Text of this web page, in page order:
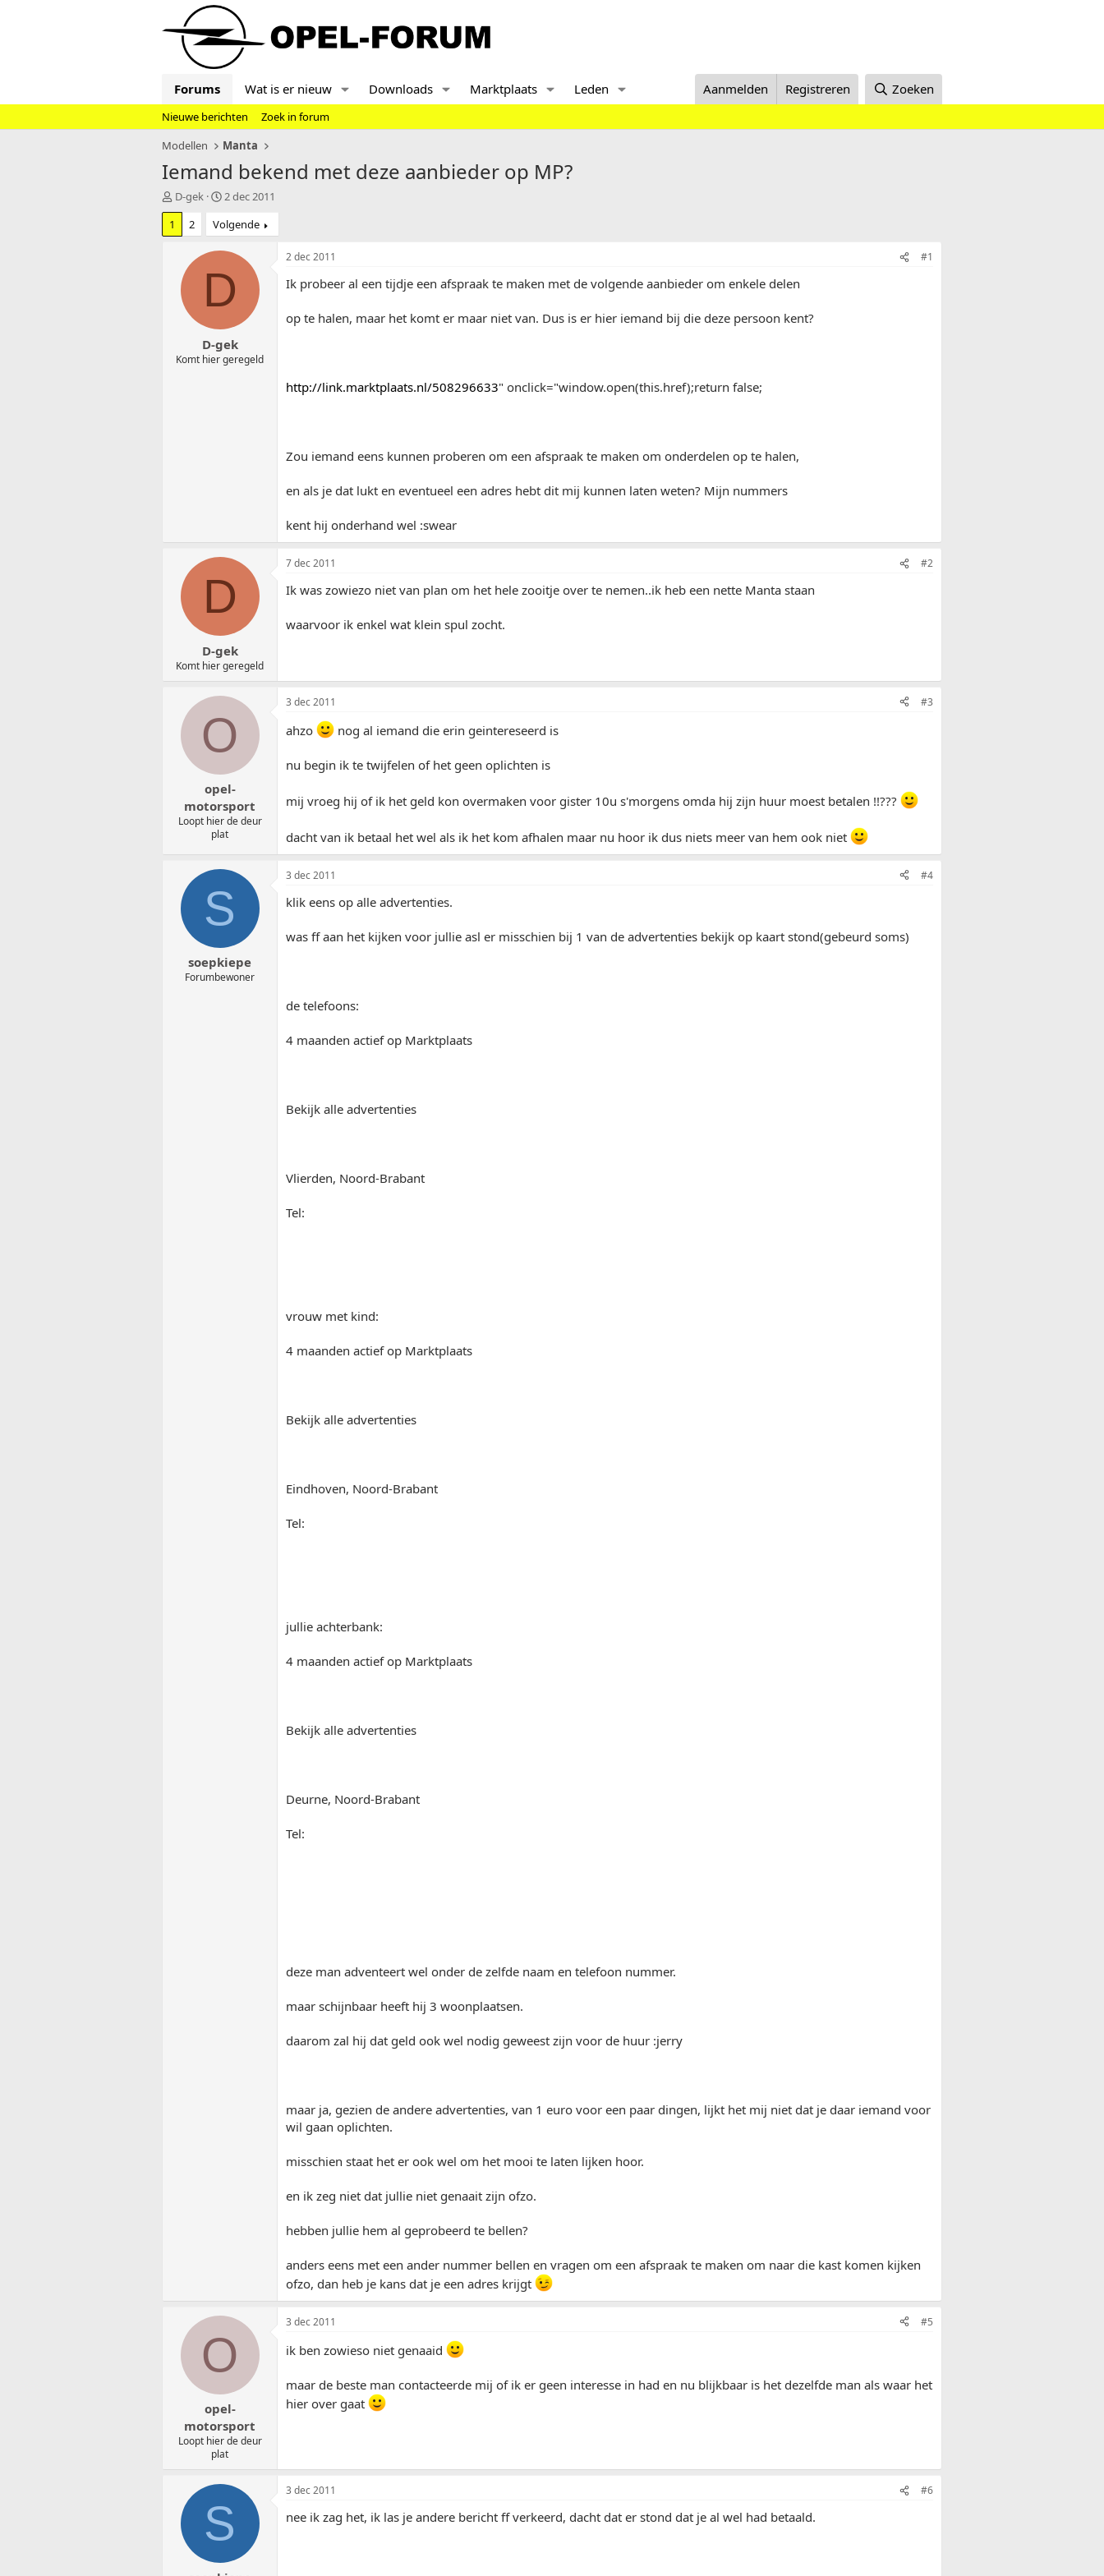
Forums Wat is er nieuw Downloads Marktplaats Leden Aanmelden Registreren Zoeken
Nieuwe berichten
Zoek in forum
Modellen
Manta
Iemand bekend met deze aanbieder op MP?
T
o
i
r
D-gek
S
a
r
t
a
t
m
2 dec 2011
1
2 Volgende
D
D-gek
Komt hier geregeld
2 dec 2011 #1
Ik probeer al een tijdje een afspraak te maken met de volgende aanbieder om enkele delen
op te halen, maar het komt er maar niet van. Dus is er hier iemand bij die deze persoon kent?
http://link.marktplaats.nl/508296633" onclick="window.open(this.href);return false;
Zou iemand eens kunnen proberen om een afspraak te maken om onderdelen op te halen,
en als je dat lukt en eventueel een adres hebt dit mij kunnen laten weten? Mijn nummers
kent hij onderhand wel :swear
D
D-gek
Komt hier geregeld
7 dec 2011 #2
Ik was zowiezo niet van plan om het hele zooitje over te nemen..ik heb een nette Manta staan
waarvoor ik enkel wat klein spul zocht.
O
opel-
motorsport
Loopt hier de deur
plat
3 dec 2011 #3
ahzo nog al iemand die erin geintereseerd is
nu begin ik te twijfelen of het geen oplichten is
mij vroeg hij of ik het geld kon overmaken voor gister 10u s'morgens omda hij zijn huur moest betalen !!???
dacht van ik betaal het wel als ik het kom afhalen maar nu hoor ik dus niets meer van hem ook niet
S
soepkiepe
Forumbewoner
3 dec 2011 #4
klik eens op alle advertenties.
was ff aan het kijken voor jullie asl er misschien bij 1 van de advertenties bekijk op kaart stond(gebeurd soms)
de telefoons:
4 maanden actief op Marktplaats
Bekijk alle advertenties
Vlierden, Noord-Brabant
Tel:
vrouw met kind:
4 maanden actief op Marktplaats
Bekijk alle advertenties
Eindhoven, Noord-Brabant
Tel:
jullie achterbank:
4 maanden actief op Marktplaats
Bekijk alle advertenties
Deurne, Noord-Brabant
Tel:
deze man adventeert wel onder de zelfde naam en telefoon nummer.
maar schijnbaar heeft hij 3 woonplaatsen.
daarom zal hij dat geld ook wel nodig geweest zijn voor de huur :jerry
maar ja, gezien de andere advertenties, van 1 euro voor een paar dingen, lijkt het mij niet dat je daar iemand voor
wil gaan oplichten.
misschien staat het er ook wel om het mooi te laten lijken hoor.
en ik zeg niet dat jullie niet genaait zijn ofzo.
hebben jullie hem al geprobeerd te bellen?
anders eens met een ander nummer bellen en vragen om een afspraak te maken om naar die kast komen kijken
ofzo, dan heb je kans dat je een adres krijgt
O
opel-
motorsport
Loopt hier de deur
plat
3 dec 2011 #5
ik ben zowieso niet genaaid
maar de beste man contacteerde mij of ik er geen interesse in had en nu blijkbaar is het dezelfde man als waar het
hier over gaat
S
3 dec 2011 #6
nee ik zag het, ik las je andere bericht ff verkeerd, dacht dat er stond dat je al wel had betaald.